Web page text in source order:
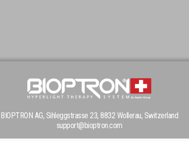
BIOPTRON AG, Sihleggstrasse 23, 8832 Wollerau, Switzerland
support@bioptron.com